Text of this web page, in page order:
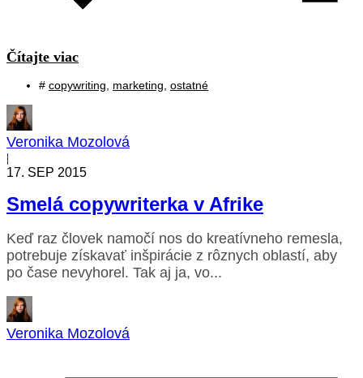
Čítajte viac
# copywriting, marketing, ostatné
Veronika Mozolová
|
17. SEP 2015
Smelá copywriterka v Afrike
Keď raz človek namočí nos do kreatívneho remesla,
potrebuje získavať inšpirácie z rôznych oblastí, aby
po čase nevyhorel. Tak aj ja, vo...
Veronika Mozolová